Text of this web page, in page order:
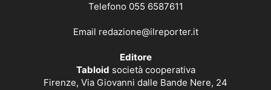
Telefono 055 6587611
Email redazione@ilreporter.it
Editore
Tabloid società cooperativa
Firenze, Via Giovanni dalle Bande Nere, 24